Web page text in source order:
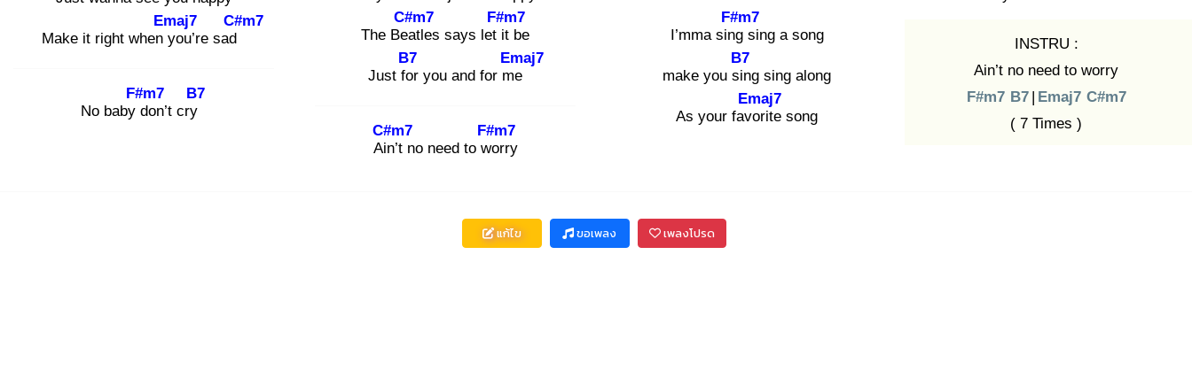
Make it right when y
Emaj7
ou’re sad
C#m7
No baby d
F#m7
on’t cry
B7
The Bea
C#m7
tles says let it
F#m7
be
Just for
B7
you and for me
Emaj7
Ain
C#m7
’t no need to wo
F#m7
rry
I’mma sing
F#m7
sing a song
make you sin
B7
g sing along
As your favo
Emaj7
rite song
INSTRU :
Ain’t no need to worry
F#m7 B7 | Emaj7 C#m7
( 7 Times )
แก้ไข ขอเพลง เพลงโปรด